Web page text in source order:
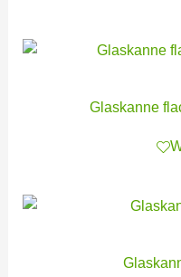
Glaskanne